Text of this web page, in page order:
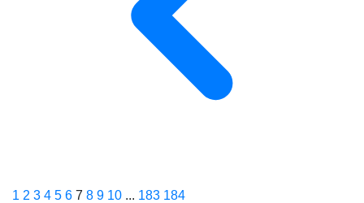
1 2 3 4 5 6 7 8 9 10 ... 183 184